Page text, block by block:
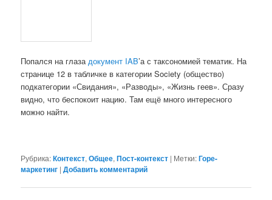
Попался на глазадокумент IAB’а с таксономией тематик. На
странице 12 в табличке в категории Society (общество)
подкатегории «Свидания», «Разводы», «Жизнь геев». Сразу
видно, что беспокоит нацию. Там ещё много интересного
можно найти.
Рубрика:Контекст,Общее,Пост-контекст | Метки:Горе-
маркетинг |Добавить комментарий